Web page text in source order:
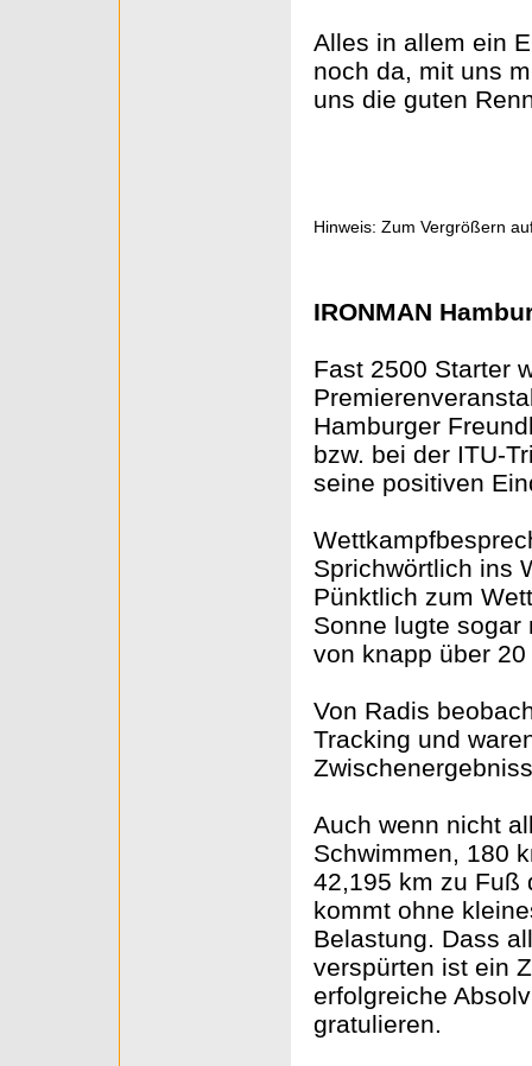
Alles in allem ein
noch da, mit uns
uns die guten
Hinweis: Zum Vergrößern
IRONMAN
Fast 2500 Starter
Hamburger
bzw. bei der ITU-
seine positiven
Sprichwörtlich ins
Pünktlich zum
Sonne lugte sogar
von knapp über
Von Radis
Tracking und
Auch wenn nicht
Schwimmen, 180
42,195 km zu Fuß
kommt ohne
Belastung. Dass
verspürten ist ein
erfolgreiche
gratulieren.